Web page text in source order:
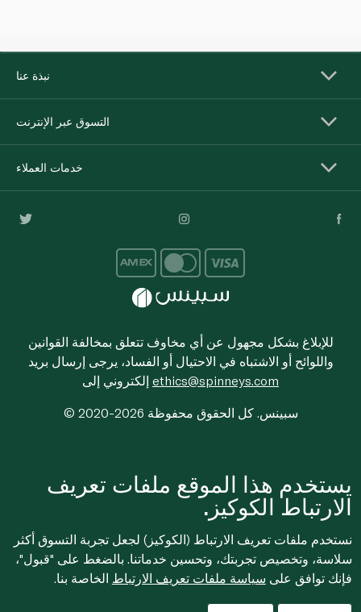
نبذة عنا
التسوق عبر الإنترنت
خدمات العملاء
للإبلاغ بشكل مجهول عن أي مخاوف تتعلق بمخالفة القوانين
واللوائح أو الاشتباه في الاحتيال أو الفساد، يرجى إرسال بريد
ethics@spinneys.com
© 2020-2026 سبينس. كل الحقوق محفوظة
يستخدم هذا الموقع ملفات تعريف
الارتباط الكوكيز.
نستخدم ملفات تعريف الارتباط (الكوكيز) لجعل تجربة التسوق أكثر
سلاسة، وتخصيص تجربتك، وتحسين خدماتنا. بالضغط على "قبول"،
فإنك توافق على سياسة ملفات تعريف الارتباط الخاصة بنا.